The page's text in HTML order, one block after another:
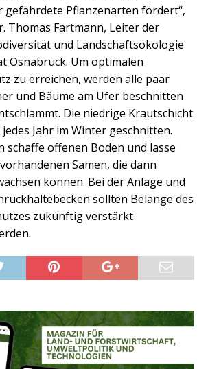
gefährdete Pflanzenarten fördert“,
Thomas Fartmann, Leiter der
und Landschaftsökologie
Osnabrück. Um optimalen
zu erreichen, werden alle paar
und Bäume am Ufer beschnitten
Die niedrige Krautschicht
Jahr im Winter geschnitten.
schaffe offenen Boden und lasse
Samen, die dann
können. Bei der Anlage und
sollten Belange des
zukünftig verstärkt